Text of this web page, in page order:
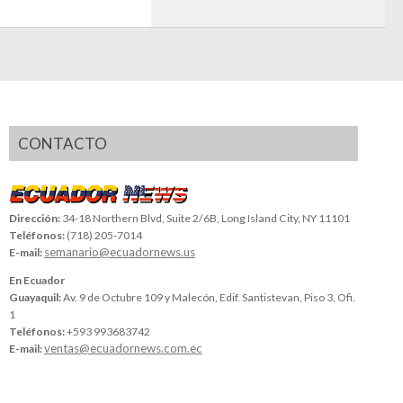
CONTACTO
Dirección: 34-18 Northern Blvd, Suite 2/6B, Long Island City, NY 11101
Teléfonos: (718) 205-7014
E-mail: semanario@ecuadornews.us
En Ecuador
Guayaquil:Av. 9 de Octubre 109 y Malecón, Edif. Santistevan, Piso 3, Ofi.
1
Teléfonos:+593 993683742
E-mail:ventas@ecuadornews.com.ec